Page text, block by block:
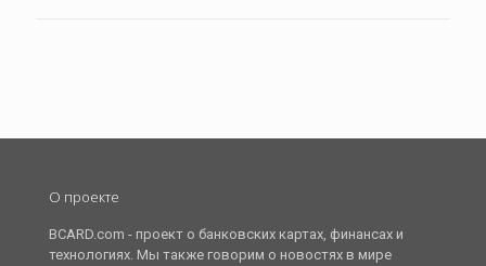
О проекте
BCARD.com - проект о банковских картах, финансах и
технологиях. Мы также говорим о новостях в мире